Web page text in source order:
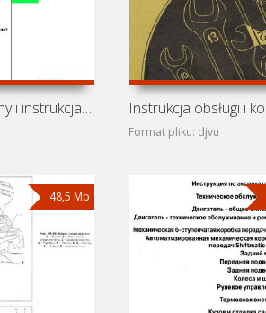
Opis techniczny i instrukcja obsługi Iveco Daily 29L, 35S,
Format pliku: djvu
48,5 Mb